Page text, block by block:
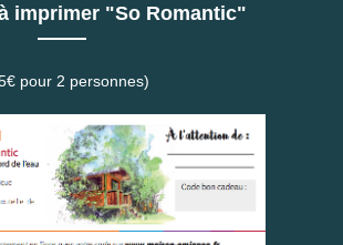
imprimer "So Romantic"
pour 2 personnes)